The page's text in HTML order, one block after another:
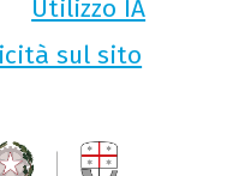
Utilizzo IA
sul sito